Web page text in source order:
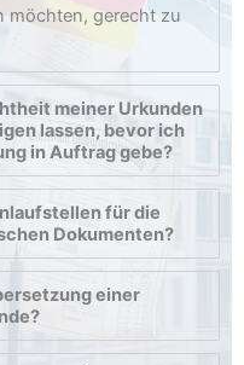
möchten, gerecht zu
meiner Urkunden
lassen, bevor ich
in Auftrag gebe?
für die
Dokumenten?
einer